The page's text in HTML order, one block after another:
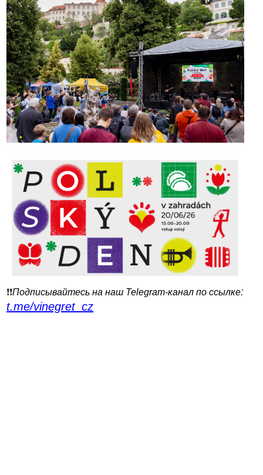
❗️❗️Подписывайтесь на наш Telegram-канал по ссылке:
t.me/vinegret_cz